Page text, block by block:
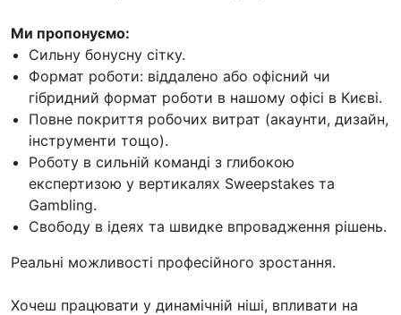
Ми пропонуємо:
Сильну бонусну сітку.
Формат роботи: віддалено або офісний чи
гібридний формат роботи в нашому офісі в Києві.
Повне покриття робочих витрат (акаунти, дизайн,
інструменти тощо).
Роботу в сильній команді з глибокою
експертизою у вертикалях Sweepstakes та
Gambling.
Свободу в ідеях та швидке впровадження рішень.
Реальні можливості професійного зростання.
Хочеш працювати у динамічній ніші, впливати на